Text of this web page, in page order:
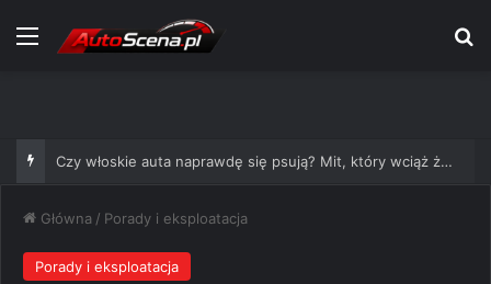
Menu
Czy włoskie auta naprawdę się psują? Mit, który wciąż żyje
Główna / Porady i eksploatacja
Porady i eksploatacja